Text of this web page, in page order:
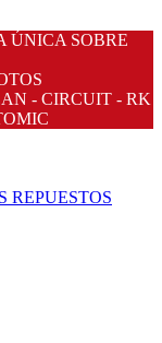
ÚNICA SOBRE
- CIRCUIT - RK
REPUESTOS